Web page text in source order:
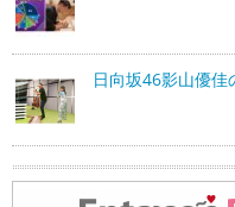
日向坂46影山優